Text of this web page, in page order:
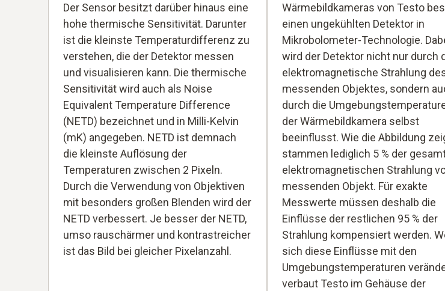
Der Sensor besitzt darüber hinaus eine
hohe thermische Sensitivität. Darunter
ist die kleinste Temperaturdifferenz zu
verstehen, die der Detektor messen
und visualisieren kann. Die thermische
Sensitivität wird auch als Noise
Equivalent Temperature Difference
(NETD) bezeichnet und in Milli-Kelvin
(mK) angegeben. NETD ist demnach
die kleinste Auflösung der
Temperaturen zwischen 2 Pixeln.
Durch die Verwendung von Objektiven
mit besonders großen Blenden wird der
NETD verbessert. Je besser der NETD,
umso rauschärmer und kontrastreicher
ist das Bild bei gleicher Pixelanzahl.
Wärmebildkameras von Testo
einen ungekühlten Detektor in
Mikrobolometer-Technologie.
wird der Detektor nicht nur durch
elektromagnetische Strahlung
messenden Objektes, sondern
durch die
der Wärmebildkamera selbst
beeinflusst. Wie die Abbildung
stammen lediglich 5 % der
elektromagnetischen Strahlung
messenden Objekt. Für exakte
Messwerte müssen deshalb die
Einflüsse der restlichen 95 % der
Strahlung kompensiert werden.
sich diese Einflüsse mit den
Umgebungstemperaturen
verbaut Testo im Gehäuse der